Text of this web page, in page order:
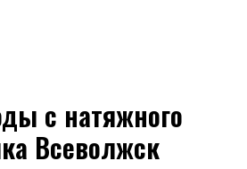
с натяжного
Всеволжск